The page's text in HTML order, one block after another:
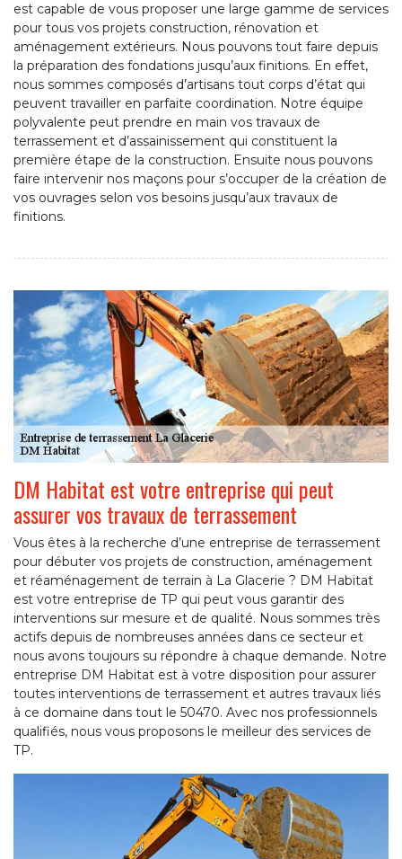
est capable de vous proposer une large gamme de services
pour tous vos projets construction, rénovation et
aménagement extérieurs. Nous pouvons tout faire depuis
la préparation des fondations jusqu’aux finitions. En effet,
nous sommes composés d’artisans tout corps d’état qui
peuvent travailler en parfaite coordination. Notre équipe
polyvalente peut prendre en main vos travaux de
terrassement et d’assainissement qui constituent la
première étape de la construction. Ensuite nous pouvons
faire intervenir nos maçons pour s’occuper de la création de
vos ouvrages selon vos besoins jusqu’aux travaux de
finitions.
DM Habitat est votre entreprise qui peut
assurer vos travaux de terrassement
Vous êtes à la recherche d’une entreprise de terrassement
pour débuter vos projets de construction, aménagement
et réaménagement de terrain à La Glacerie ? DM Habitat
est votre entreprise de TP qui peut vous garantir des
interventions sur mesure et de qualité. Nous sommes très
actifs depuis de nombreuses années dans ce secteur et
nous avons toujours su répondre à chaque demande. Notre
entreprise DM Habitat est à votre disposition pour assurer
toutes interventions de terrassement et autres travaux liés
à ce domaine dans tout le 50470. Avec nos professionnels
qualifiés, nous vous proposons le meilleur des services de
TP.